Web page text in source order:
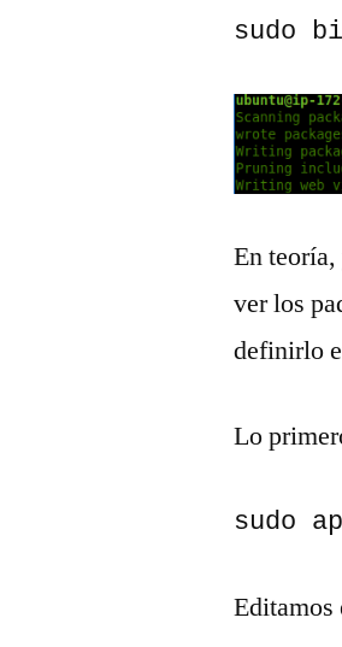
sudo
En
ver los
definirlo
Lo
sudo
Editamos